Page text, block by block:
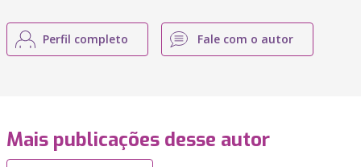
Perfil completo Fale com o autor
Mais publicações desse autor